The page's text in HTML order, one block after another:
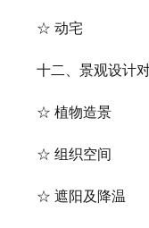
☆ 动宅
十二、景观设计对
☆ 植物造景
☆ 组织空间
☆ 遮阳及降温